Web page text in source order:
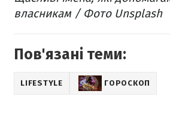
власникам / Фото Unsplash
Пов'язані теми:
LIFESTYLE ГОРОСКОП